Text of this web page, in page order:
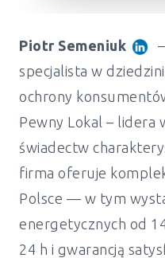
Piotr Semeniuk
specjalista w
ochrony
Pewny Lokal – lidera
świadectw
firma oferuje
Polsce — w tym
energetycznych od
24 h i gwarancją